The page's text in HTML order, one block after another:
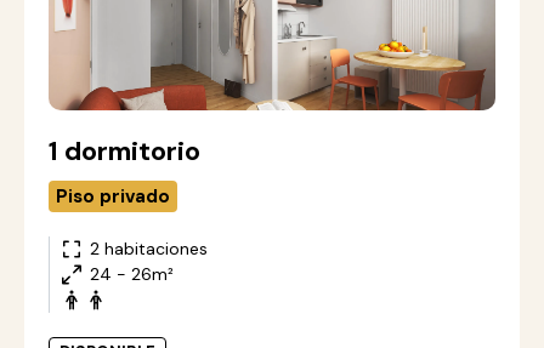
1 dormitorio
Piso privado
2 habitaciones
24 - 26m²